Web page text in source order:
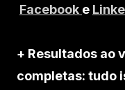
Facebook e
+ Resultados ao
completas: tudo